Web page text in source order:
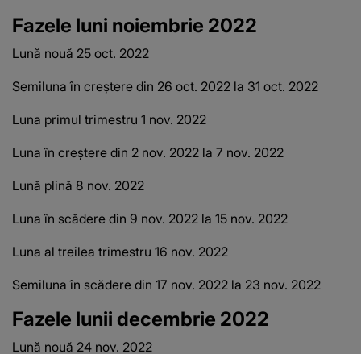
Fazele luni noiembrie 2022
Lună nouă 25 oct. 2022
Semiluna în creștere din 26 oct. 2022 la 31 oct. 2022
Luna primul trimestru 1 nov. 2022
Luna în creștere din 2 nov. 2022 la 7 nov. 2022
Lună plină 8 nov. 2022
Luna în scădere din 9 nov. 2022 la 15 nov. 2022
Luna al treilea trimestru 16 nov. 2022
Semiluna în scădere din 17 nov. 2022 la 23 nov. 2022
Fazele lunii decembrie 2022
Lună nouă 24 nov. 2022